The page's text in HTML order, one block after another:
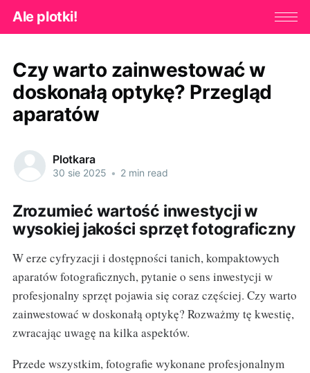
Ale plotki!
Czy warto zainwestować w
doskonałą optykę? Przegląd
aparatów
Plotkara
30 sie 2025 • 2 min read
Zrozumieć wartość inwestycji w
wysokiej jakości sprzęt fotograficzny
W erze cyfryzacji i dostępności tanich, kompaktowych
aparatów fotograficznych, pytanie o sens inwestycji w
profesjonalny sprzęt pojawia się coraz częściej. Czy warto
zainwestować w doskonałą optykę? Rozważmy tę kwestię,
zwracając uwagę na kilka aspektów.
Przede wszystkim, fotografie wykonane profesjonalnym